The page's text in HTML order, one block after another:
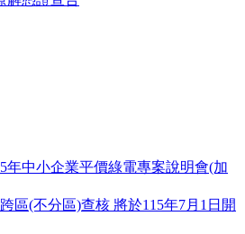
年中小企業平價綠電專案說明會(加
區(不分區)查核 將於115年7月1日開